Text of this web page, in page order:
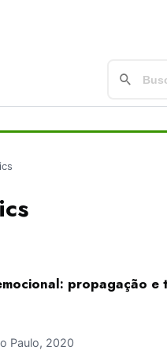
propagação
Paulo, 2020